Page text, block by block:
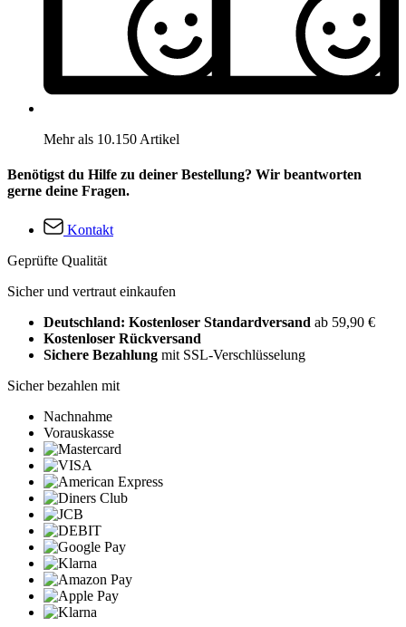
Mehr als 10.150 Artikel
Benötigst du Hilfe zu deiner Bestellung? Wir beantworten
gerne deine Fragen.
Kontakt
Geprüfte Qualität
Sicher und vertraut einkaufen
Deutschland: Kostenloser Standardversand ab 59,90 €
Kostenloser Rückversand
Sichere Bezahlung mit SSL-Verschlüsselung
Sicher bezahlen mit
Nachnahme
Vorauskasse